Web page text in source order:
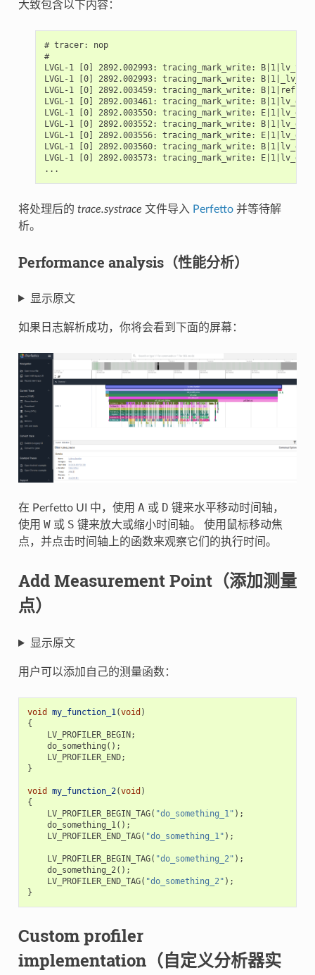
大致包含以下内容：
# tracer: nop
#
LVGL-1 [0] 2892.002993: tracing_mark_write:
LVGL-1 [0] 2892.002993: tracing_mark_write:
LVGL-1 [0] 2892.003459: tracing_mark_write:
LVGL-1 [0] 2892.003461: tracing_mark_write:
LVGL-1 [0] 2892.003550: tracing_mark_write:
LVGL-1 [0] 2892.003552: tracing_mark_write:
LVGL-1 [0] 2892.003556: tracing_mark_write:
LVGL-1 [0] 2892.003560: tracing_mark_write:
LVGL-1 [0] 2892.003573: tracing_mark_write:
将处理后的 trace.systrace 文件导入 Perfetto并等待解
析。
Performance analysis（性能分析）
显示原文
如果日志解析成功，你将会看到下面的屏幕：
在 Perfetto UI 中，使用 A 或 D 键来水平移动时间轴，
使用 W或 S 键来放大或缩小时间轴。 使用鼠标移动焦
点，并点击时间轴上的函数来观察它们的执行时间。
Add Measurement Point（添加测量
点）
显示原文
用户可以添加自己的测量函数：
void my_function_1(void )
{
LV_PROFILER_BEGIN ;
do_something ();
LV_PROFILER_END;
}
void my_function_2(void )
{
LV_PROFILER_BEGIN_TAG( "do_something_1" );
do_something_1();
LV_PROFILER_END_TAG( "do_something_1" );
LV_PROFILER_BEGIN_TAG( "do_something_2" );
do_something_2();
LV_PROFILER_END_TAG( "do_something_2" );
}
Custom profiler
implementation（自定义分析器实